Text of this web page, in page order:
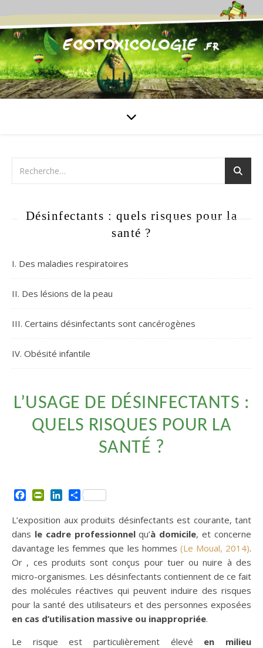
Désinfectants : quels risques pour la
santé ?
I. Des maladies respiratoires
II. Des lésions de la peau
III. Certains désinfectants sont cancérogènes
IV. Obésité infantile
L’USAGE DE DÉSINFECTANTS :
QUELS RISQUES POUR LA
SANTÉ ?
FacebookPrintFriendly
LinkedInPartager
L’exposition aux produits désinfectants est courante, tant
dans le cadre professionnelqu’à domicile, et concerne
davantage les femmes que les hommes (Le Moual, 2014).
Or , ces produits sont conçus pour tuer ou nuire à des
micro-organismes. Les désinfectants contiennent de ce fait
des molécules réactives qui peuvent induire des risques
pour la santé des utilisateurs et des personnes exposées
en cas d’utilisation massive ou inappropriée.
Le risque est particulièrement élevé en milieu